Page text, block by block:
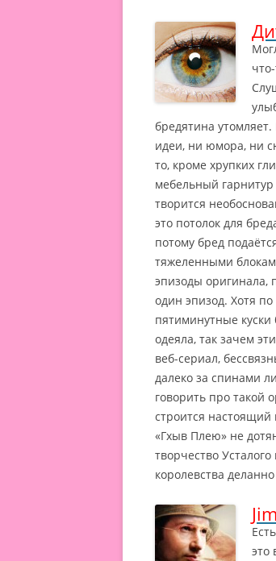
бредятина утомляет.
идеи, ни юмора, ни
то, кроме хрупких
мебельный
творится
это потолок для
потому бред
тяжеленными
эпизоды оригинала,
один эпизод. Хотя
пятиминутные куски
одеяла, так зачем
веб-сериал,
далеко за спинами
говорить про такой
строится
«Гхыв Плею» не
творчество
королевства
это